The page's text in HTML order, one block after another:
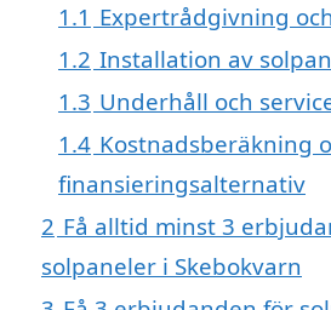
1.1 Expertrådgivning
1.2 Installation av
1.3 Underhåll och
1.4 Kostnadsberäkning
finansieringsalternativ
2 Få alltid minst 3
solpaneler i Skebokvarn